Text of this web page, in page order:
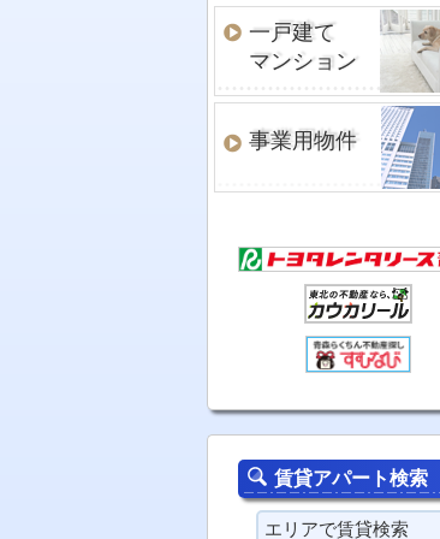
一戸建て
マンション
事業用物件
賃貸アパート検索
エリアで賃貸検索